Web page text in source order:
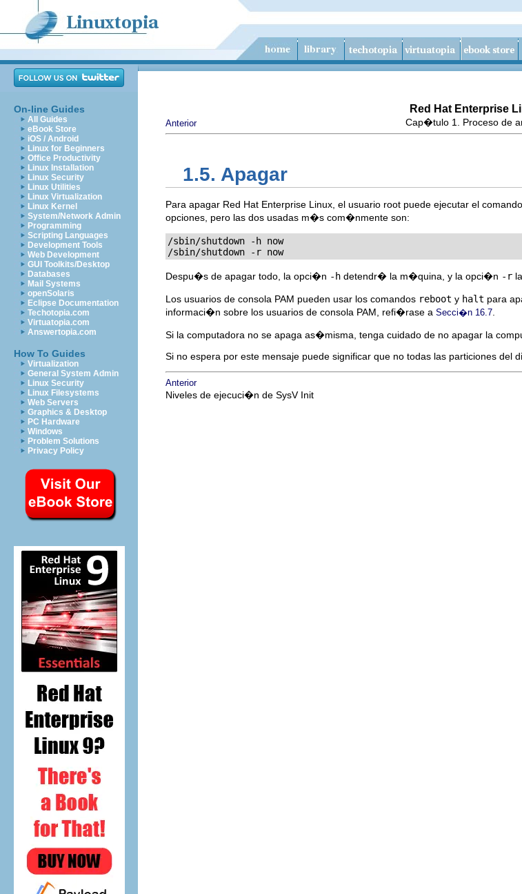
On-line Guides
All Guides
eBook Store
iOS / Android
Linux for Beginners
Office Productivity
Linux Installation
Linux Security
Linux Utilities
Linux Virtualization
Linux Kernel
System/Network Admin
Programming
Scripting Languages
Development Tools
Web Development
GUI Toolkits/Desktop
Databases
Mail Systems
openSolaris
Eclipse Documentation
Techotopia.com
Virtuatopia.com
Answertopia.com
How To Guides
Virtualization
General System Admin
Linux Security
Linux Filesystems
Web Servers
Graphics & Desktop
PC Hardware
Windows
Problem Solutions
Privacy Policy
Red Hat Enterprise
Anterior Cap�tulo 1. Proceso de
1.5. Apagar
Para apagar Red Hat Enterprise Linux, el usuario root puede ejecutar el comando
opciones, pero las dos usadas m�s com�nmente son:
/sbin/shutdown -h now
/sbin/shutdown -r now
Despu�s de apagar todo, la opci�n -h detendr� la m�quina, y la opci�n -r
Los usuarios de consola PAM pueden usar los comandos reboot y halt para
informaci�n sobre los usuarios de consola PAM, refi�rase a Secci�n 16.7
Si la computadora no se apaga as�misma, tenga cuidado de no apagar la
Si no espera por este mensaje puede significar que no todas las particiones del
Anterior
Niveles de ejecuci�n de SysV Init